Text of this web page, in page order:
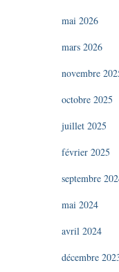
mai 2026
mars 2026
novembre
octobre 2025
juillet 2025
février 2025
septembre
mai 2024
avril 2024
décembre